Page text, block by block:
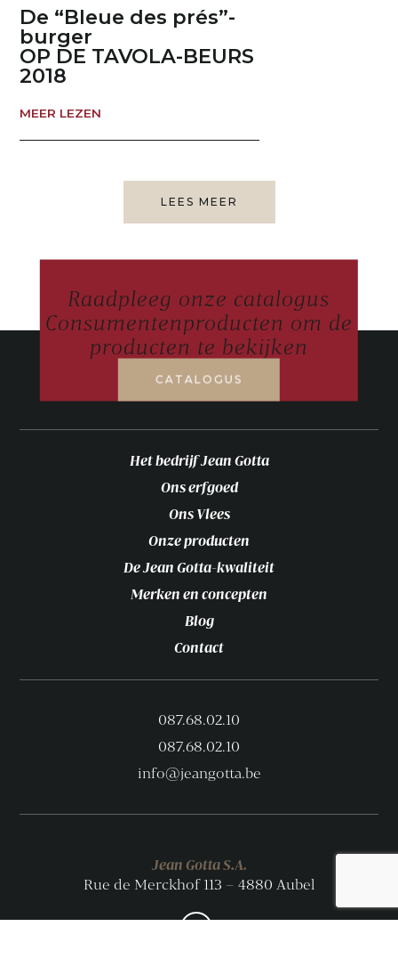
De “Bleue des prés”-
burger
OP DE TAVOLA-BEURS
2018
MEER LEZEN
LEES MEER
Raadpleeg onze catalogus
Consumentenproducten om de
producten te bekijken
CATALOGUS
Het bedrijf Jean Gotta
Ons erfgoed
Ons Vlees
Onze producten
De Jean Gotta-kwaliteit
Merken en concepten
Blog
Contact
087.68.02.10
087.68.02.10
info@jeangotta.be
Jean Gotta S.A.
Rue de Merckhof 113 – 4880 Aubel